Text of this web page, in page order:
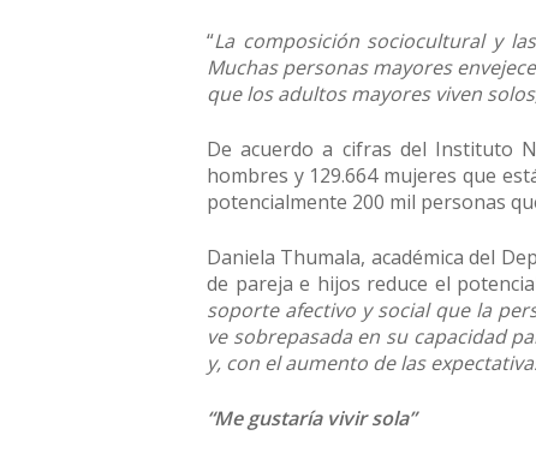
“La composición sociocultural y
Muchas personas mayores
que los adultos mayores viven
De acuerdo a cifras del Instituto
hombres y 129.664 mujeres que
potencialmente 200 mil personas
Daniela Thumala, académica del
de pareja e hijos reduce el
soporte afectivo y social que la
ve sobrepasada en su capacidad
y, con el aumento de las
“Me gustaría vivir sola”